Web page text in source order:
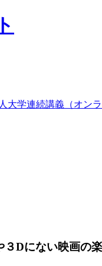
大学連続講義（オンラ
３Dにない映画の